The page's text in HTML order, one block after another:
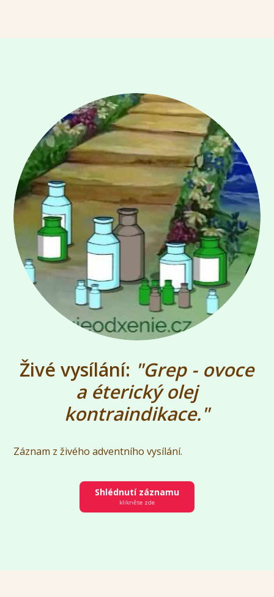
Živé vysílání: "Grep - ovoce
a éterický olej
kontraindikace."
Záznam z živého adventního vysílání.
Shlédnutí záznamu
klikněte zde